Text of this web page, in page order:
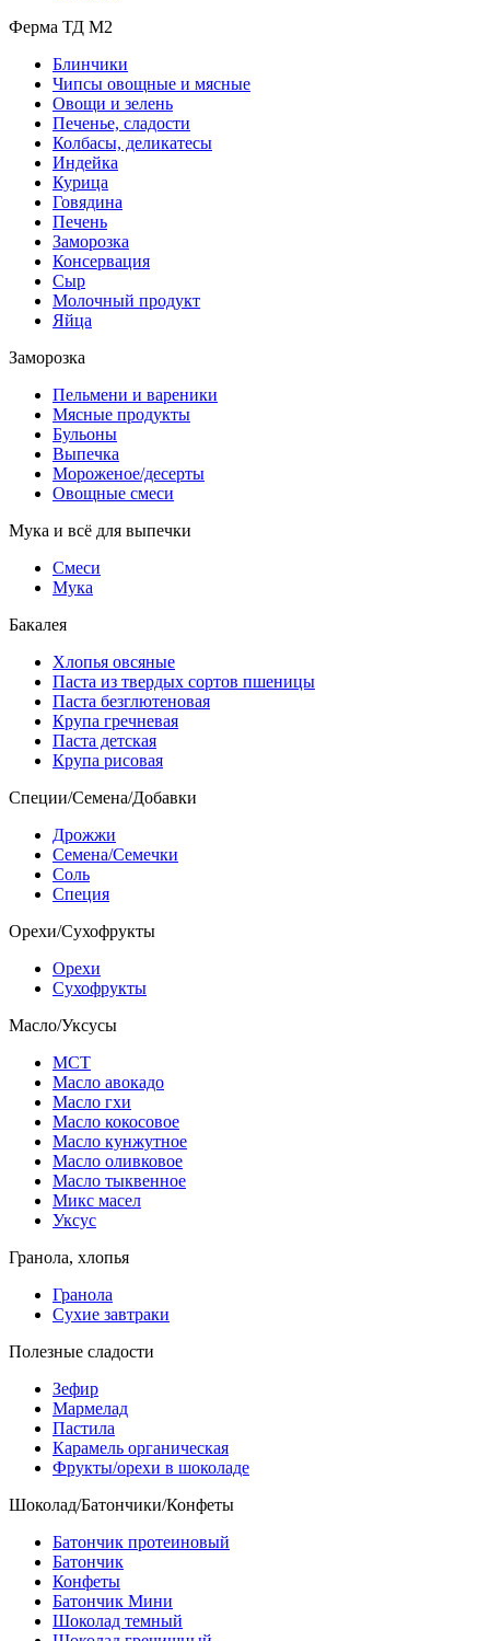
Ферма ТД М2
Блинчики
Чипсы овощные и мясные
Овощи и зелень
Печенье, сладости
Колбасы, деликатесы
Индейка
Курица
Говядина
Печень
Заморозка
Консервация
Сыр
Молочный продукт
Яйца
Заморозка
Пельмени и вареники
Мясные продукты
Бульоны
Выпечка
Мороженое/десерты
Овощные смеси
Мука и всё для выпечки
Смеси
Мука
Бакалея
Хлопья овсяные
Паста из твердых сортов пшеницы
Паста безглютеновая
Крупа гречневая
Паста детская
Крупа рисовая
Специи/Семена/Добавки
Дрожжи
Семена/Семечки
Соль
Специя
Орехи/Сухофрукты
Орехи
Сухофрукты
Масло/Уксусы
МСТ
Масло авокадо
Масло гхи
Масло кокосовое
Масло кунжутное
Масло оливковое
Масло тыквенное
Микс масел
Уксус
Гранола, хлопья
Гранола
Сухие завтраки
Полезные сладости
Зефир
Мармелад
Пастила
Карамель органическая
Фрукты/орехи в шоколаде
Шоколад/Батончики/Конфеты
Батончик протеиновый
Батончик
Конфеты
Батончик Мини
Шоколад темный